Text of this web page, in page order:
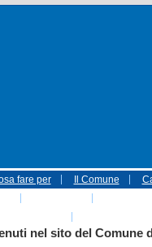
fare per Il Comune
nel sito del Comune